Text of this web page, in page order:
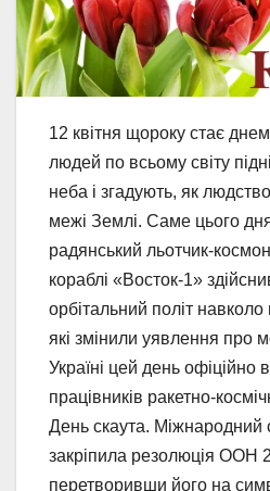
12 квітня щороку стає
людей по всьому світу
неба і згадують, як
межі Землі. Саме цього
радянський льотчик-
кораблі «Восток-1»
орбітальний політ
які змінили уявлення про
Україні цей день офіційно
працівників ракетно-
День скаута. Міжнародний
закріпила резолюція ООН
перетворивши його на